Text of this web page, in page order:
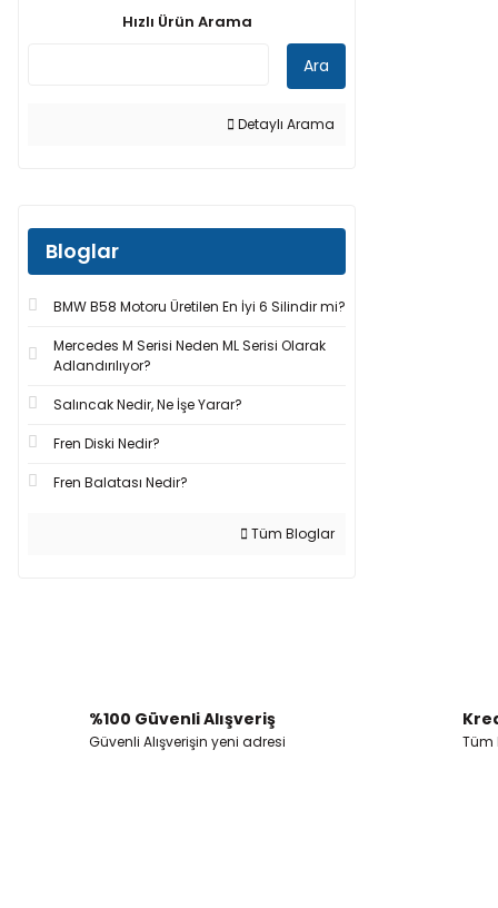
Hızlı Ürün Arama
Ara
Detaylı Arama
Bloglar
BMW B58 Motoru Üretilen En İyi 6 Silindir mi?
Mercedes M Serisi Neden ML Serisi Olarak
Adlandırılıyor?
Salıncak Nedir, Ne İşe Yarar?
Fren Diski Nedir?
Fren Balatası Nedir?
Tüm Bloglar
%100 Güvenli Alışveriş
Güvenli Alışverişin yeni adresi Tüm